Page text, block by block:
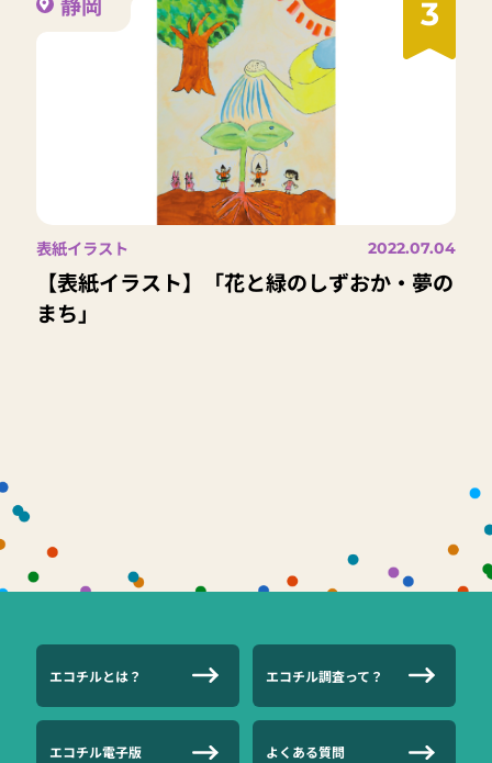
3
表紙イラスト 2022.07.04
【表紙イラスト】「花と緑のしずおか・夢の
まち」
エコチルとは？ エコチル調査って？
エコチル電子版 よくある質問